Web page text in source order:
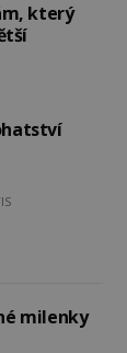
který
milenky